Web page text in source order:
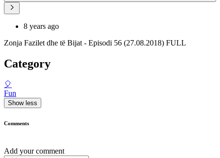
8 years ago
Zonja Fazilet dhe të Bijat - Episodi 56 (27.08.2018) FULL
Category
🎈
Fun
Show less
Comments
Add your comment